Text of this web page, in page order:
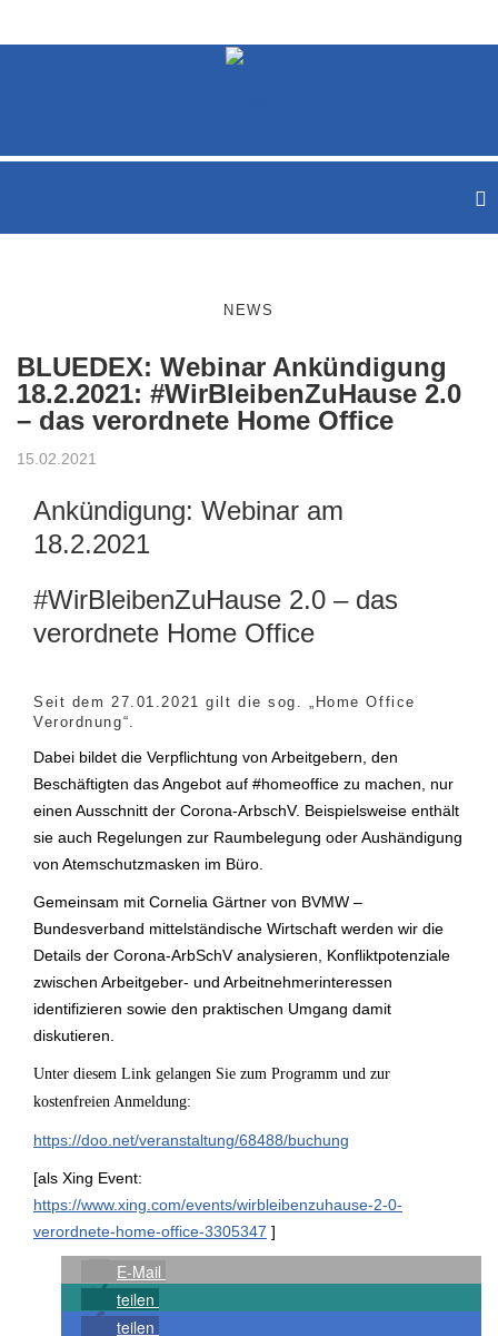
NEWS
BLUEDEX: Webinar Ankündigung
18.2.2021: #WirBleibenZuHause 2.0
– das verordnete Home Office
15.02.2021
Ankündigung: Webinar am
18.2.2021
#WirBleibenZuHause 2.0 – das
verordnete Home Office
Seit dem 27.01.2021 gilt die sog. „Home Office
Verordnung“.
Dabei bildet die Verpflichtung von Arbeitgebern, den
Beschäftigten das Angebot auf #homeoffice zu machen, nur
einen Ausschnitt der Corona-ArbschV. Beispielsweise enthält
sie auch Regelungen zur Raumbelegung oder Aushändigung
von Atemschutzmasken im Büro.
Gemeinsam mit Cornelia Gärtner von BVMW –
Bundesverband mittelständische Wirtschaft werden wir die
Details der Corona-ArbSchV analysieren, Konfliktpotenziale
zwischen Arbeitgeber- und Arbeitnehmerinteressen
identifizieren sowie den praktischen Umgang damit
diskutieren.
Unter diesem Link gelangen Sie zum Programm und zur
kostenfreien Anmeldung:
https://doo.net/veranstaltung/68488/buchung
[als Xing Event:
https://www.xing.com/events/wirbleibenzuhause-2-0-
verordnete-home-office-3305347 ]
E-Mail
teilen
teilen